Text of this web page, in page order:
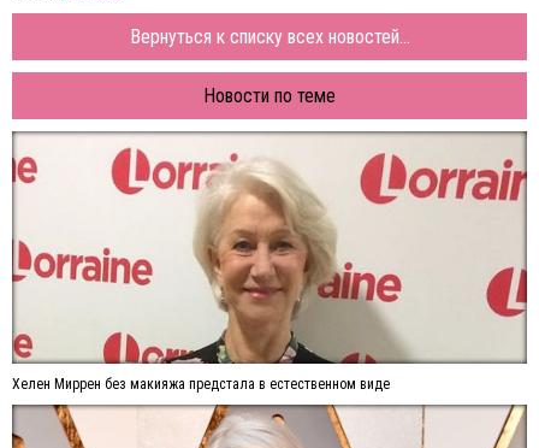
Вернуться к списку всех новостей...
Новости по теме
Хелен Миррен без макияжа предстала в естественном виде